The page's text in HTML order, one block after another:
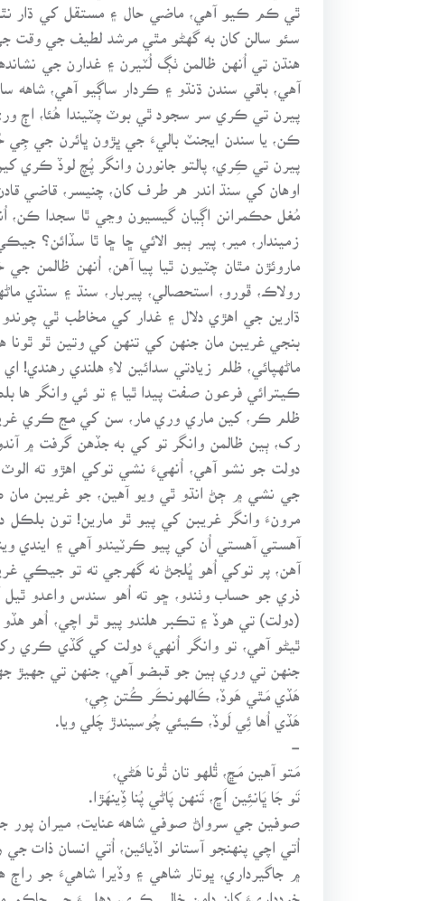
ٿي ڪم ڪيو آهي، ماضي حال ۽ مستقل کي ڌار
سئو سالن کان به گهڻو مٿي مرشد لطيف جي وقت
هنڌن تي اُنهن ظالمن ٺڳ لُٽيرن ۽ غدارن جي
آهي، باقي سندن ڌنڌو ۽ ڪردار ساڳيو آهي،
پيرن تي ڪري سر سجود ٿي بوٽ چٽيندا هُئا، اڄ
ڪن، يا سندن ايجنٽ باليءَ جي ڀڙون ڀائرن جي جِي
پيرن تي ڪِري، پالتو جانورن وانگر پُچ لوڏ
اوهان کي سنڌ اندر هر طرف کان، چنيسر، قاضي
مُغل حڪمرانن اڳيان گيسيون وڃي ٿا سجدا ڪن،
زميندار، مير، پير ٻيو الائي ڇا ڇا ٿا
ماروئڙن مٿان چٽيون ٿيا پيا آهن، اُنهن
رولاڪ، ڦورو، استحصالي، پيربار، سنڌ ۽ سنڌي
ڌارين جي اهڙي دلال ۽ غدار کي مخاطب ٿي
بنجي غريبن مان جنهن کي تنهن کي وتين ٿو ٿونا
ماڻهپائي، ظلم زيادتي سدائين لاءِ هلندي رهندي!
ڪيترائي فرعون صفت پيدا ٿيا ۽ تو ئي وانگر ها
ظلم ڪر، کين ماري وري مار، سن کي مڃ ڪري غريب
رک، ٻين ظالمن وانگر تو کي به جڏهن گرفت ۾
دولت جو نشو آهي، اُنهيءَ نشي توکي اهڙو ته
جي نشي ۾ ڄڻ انڌو ٿي ويو آهين، جو غريبن
مرونءَ وانگر غريبن کي پيو ٿو مارين! تون
آهستي آهستي اُن کي پيو ڪرٽيندو آهي ۽ ايندي
آهن، پر توکي اُهو ڀُلجڻ نه گهرجي ته تو جيڪي
ذري جو حساب وٺندو، ڇو ته اُهو سندس واعدو
(دولت) تي هوڏ ۽ تڪبر هلندو پيو ٿو اچي، اُهو
ٿيڻو آهي، تو وانگر اُنهيءَ دولت کي گڏي ڪري
جنهن تي وري ٻين جو قبضو آهي، جنهن تي جهيڙ
هَڏي مَٿي هَوڏ، ڪَالهونڪَر ڪُتن جِي،
هَڏي اُها ئِي لَوڏ، ڪيئي چُوسيندڙ چَلي ويا.
مَتو آهين مَڇ، ٿُلهو تان ٿُونا هَڻي،
تَو جَا ڀَانئِين اَڇ، تَنهن پَاڻي پُنا ڏِينهَڙا.
صوفين جي سرواڻ صوفي شاهه عنايت، ميران
اُتي اچي پنهنجو آستانو اڏيائين، اُتي انسان ذات
۾ جاگيرداري، ڀوتار شاهي ۽ وڏيرا شاهيءَ جو
خودداريءَ کان دامن خالي ڪري، دهليءَ جي